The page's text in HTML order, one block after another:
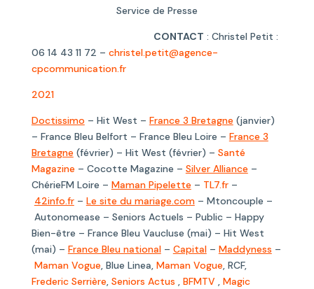
Service de Presse
CONTACT : Christel Petit :
06 14 43 11 72 – christel.petit@agence-
cpcommunication.fr
2021
Doctissimo – Hit West – France 3 Bretagne(janvier)
– France Bleu Belfort – France Bleu Loire – France 3
Bretagne(février) – Hit West (février) – Santé
Magazine– Cocotte Magazine – Silver Alliance–
ChérieFM Loire – Maman Pipelette– TL7.fr–
42info.fr– Le site du mariage.com– Mtoncouple –
Autonomease – Seniors Actuels – Public – Happy
Bien-être – France Bleu Vaucluse (mai) – Hit West
(mai) – France Bleu national– Capital– Maddyness –
Maman Vogue, Blue Linea, Maman Vogue, RCF,
Frederic Serrière, Seniors Actus , BFMTV ,Magic